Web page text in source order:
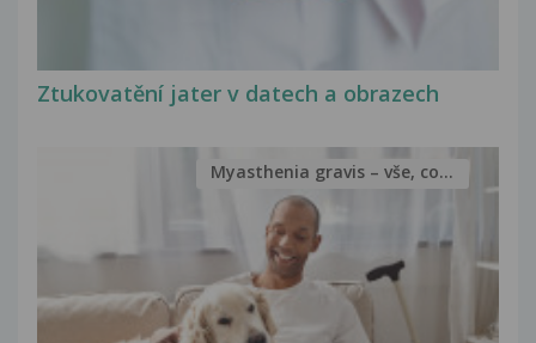
Ztukovatění jater v datech a obrazech
Myasthenia gravis – vše, co...